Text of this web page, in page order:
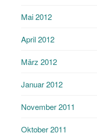
Mai 2012
April 2012
März 2012
Januar 2012
November 2011
Oktober 2011